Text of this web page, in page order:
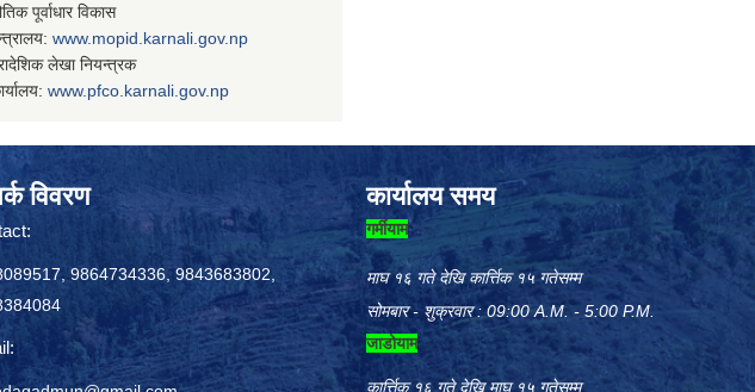
पूर्वाधार विकास
www. mopid.karnali.gov.np
लेखा नियन्त्रक
www. pfco.karnali.gov.np
विवरण
9864734336, 9843683802,
कार्यालय समय
गर्मीयाम
माघ १६ गते देखि कार्त्तिक १५ गतेसम्म
सोमबार - शुक्रवार : 09:00 A.M. - 5:00 P.M.
जाडोयाम
कार्त्तिक १६ गते देखि माघ १५ गतेसम्म